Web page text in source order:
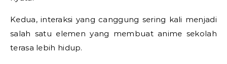
Kedua, interaksi yang canggung sering kali menjadi
salah satu elemen yang membuat anime sekolah
terasa lebih hidup.